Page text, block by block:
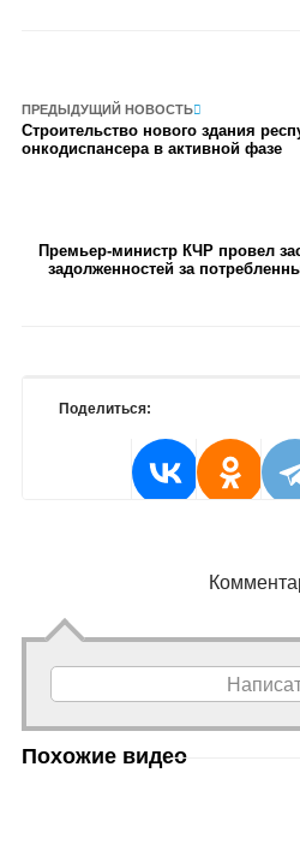
ПРЕДЫДУЩИЙ НОВОСТЬ
Строительство нового здания
онкодиспансера в активной фазе
Премьер-министр КЧР провел
задолженностей за
Поделиться:
Похожие видео